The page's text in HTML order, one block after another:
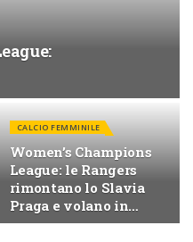
CALCIO FEMMINILE
Women’s Champions
League: le Rangers
rimontano lo Slavia
Praga e volano in
finale